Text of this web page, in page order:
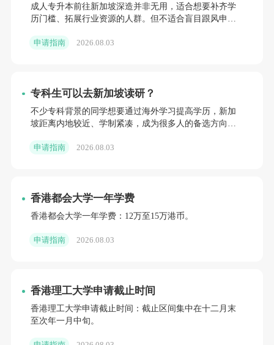
成人专升本前往新加坡深造并非无用，适合想要补齐学
历门槛、拓展行业资源的人群。但不适合盲目跟风申
申请指南 2026.08.03
专科生可以去新加坡读研？
不少专科背景的同学想要通过海外学习提高学历，新加
坡距离内地较近、学制紧凑，成为很多人的备选方向。
程。新加坡六所公
申请指南 2026.08.03
香港都会大学一年学费
香港都会大学一年学费：12万至15万港币。
申请指南 2026.08.03
香港理工大学申请截止时间
香港理工大学申请截止时间：截止区间集中在十二月末
至次年一月中旬。